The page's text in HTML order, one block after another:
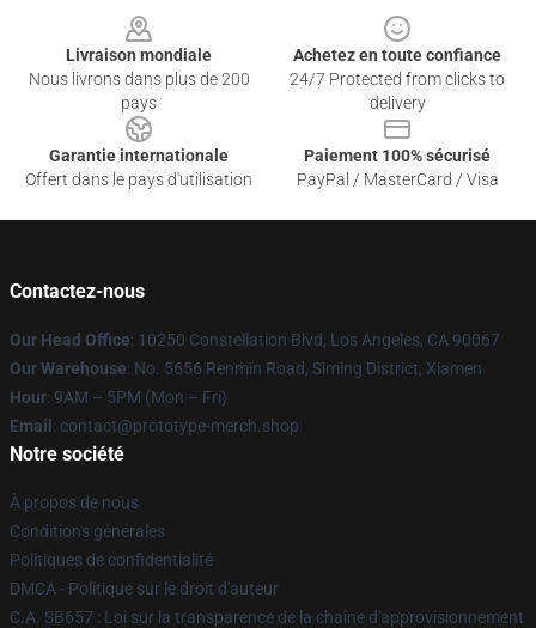
Livraison mondiale
Nous livrons dans plus de 200
pays
Achetez en toute confiance
24/7 Protected from clicks to
delivery
Garantie internationale
Offert dans le pays d'utilisation
Paiement 100% sécurisé
PayPal / MasterCard / Visa
Contactez-nous
Our Head Office: 10250 Constellation Blvd, Los Angeles, CA 90067
Our Warehouse: No. 5656 Renmin Road, Siming District, Xiamen
Hour: 9AM – 5PM (Mon – Fri)
Email : contact@prototype-merch.shop
Notre société
À propos de nous
Conditions générales
Politiques de confidentialité
DMCA - Politique sur le droit d'auteur
C.A. SB657 : Loi sur la transparence de la chaîne d'approvisionnement